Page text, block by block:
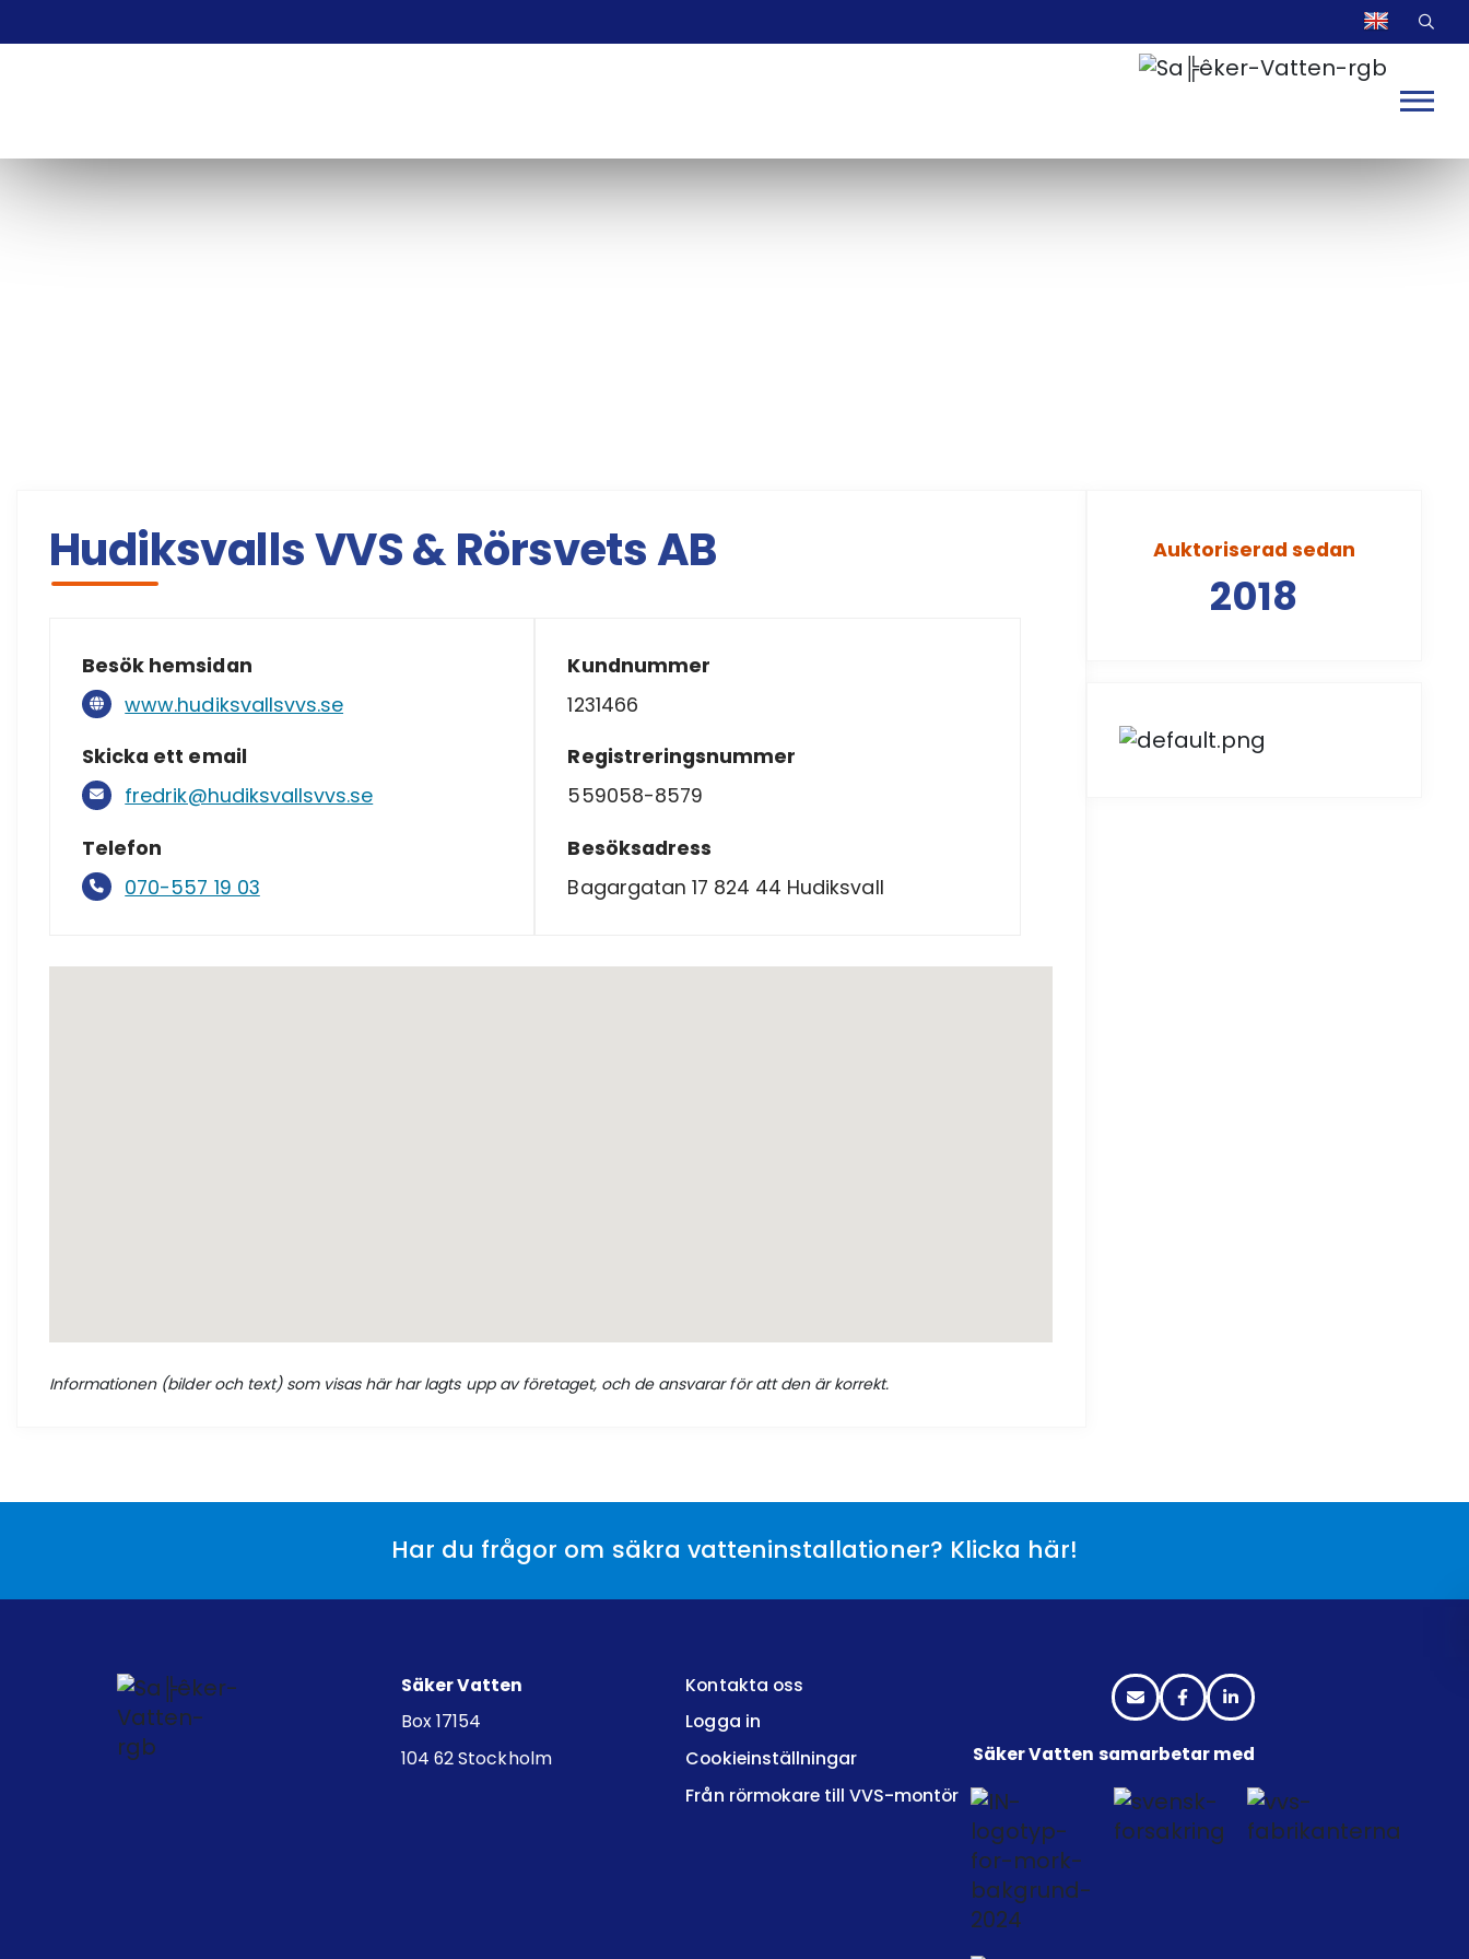
Hudiksvalls VVS & Rörsvets AB
Besök hemsidan
www.hudiksvallsvvs.se
Skicka ett email
fredrik@hudiksvallsvvs.se
Telefon
070-557 19 03
Kundnummer
1231466
Registreringsnummer
559058-8579
Besöksadress
Bagargatan 17 824 44 Hudiksvall
Informationen (bilder och text) som visas här har lagts upp av företaget, och de ansvarar för att den är korrekt.
Auktoriserad sedan
2018
Har du frågor om säkra vatteninstallationer? Klicka här!
Säker Vatten
Box 17154
104 62 Stockholm
Kontakta oss
Logga in
Cookieinställningar
Från rörmokare till VVS-montör
Säker Vatten samarbetar med